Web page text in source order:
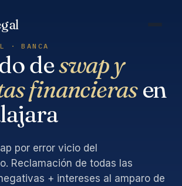
· BANCA
deswap y
financierasen
por error vicio del
Reclamación de todas las
+ intereses al amparo de